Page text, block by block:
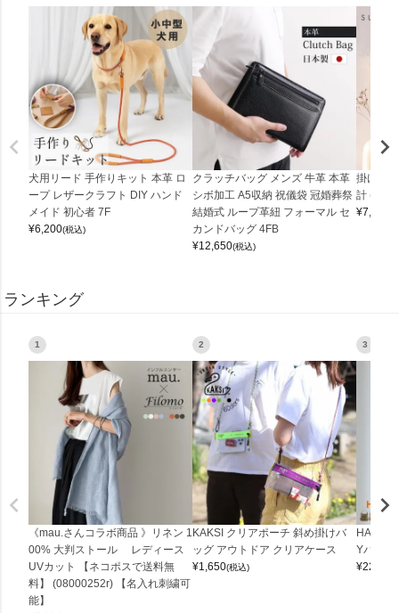
犬用リード 手作りキット 本革 ロ
ープ レザークラフト DIY ハンド
メイド 初心者 7F
¥6,200(税込)
クラッチバッグ メンズ 牛革 本革
シボ加工 A5収納 祝儀袋 冠婚葬祭
結婚式 ループ革紐 フォーマル セ
カンドバッグ 4FB
¥12,650(税込)
掛け時
計
¥7,150
ランキング
1
《mau.さんコラボ商品 》リネン 1
00% 大判ストール レディース
UVカット 【ネコポスで送料無
料】 (08000252r) 【名入れ刺繍可
能】
2
KAKSI クリアポーチ 斜め掛けバ
ッグ アウトドア クリアケース
¥1,650(税込)
3
Yバッグ
¥22,000